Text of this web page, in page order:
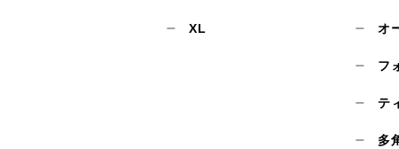
XL オ
フ
テ
多